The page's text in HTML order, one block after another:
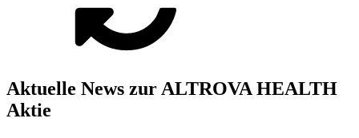
Aktuelle News zur ALTROVA HEALTH
Aktie